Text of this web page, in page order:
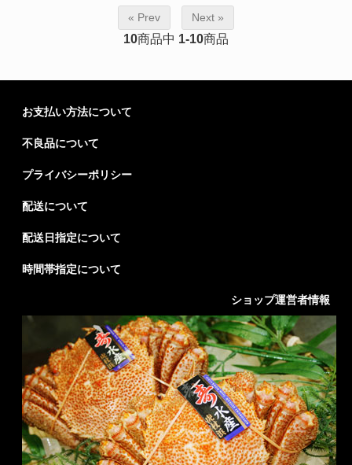
« Prev Next »
10商品中 1-10商品
お支払い方法について
不良品について
プライバシーポリシー
配送について
配送日指定について
時間帯指定について
ショップ運営者情報